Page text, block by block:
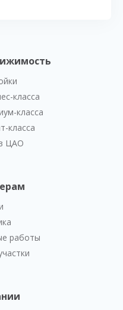
класса
класса
класса
ЦАО
работы